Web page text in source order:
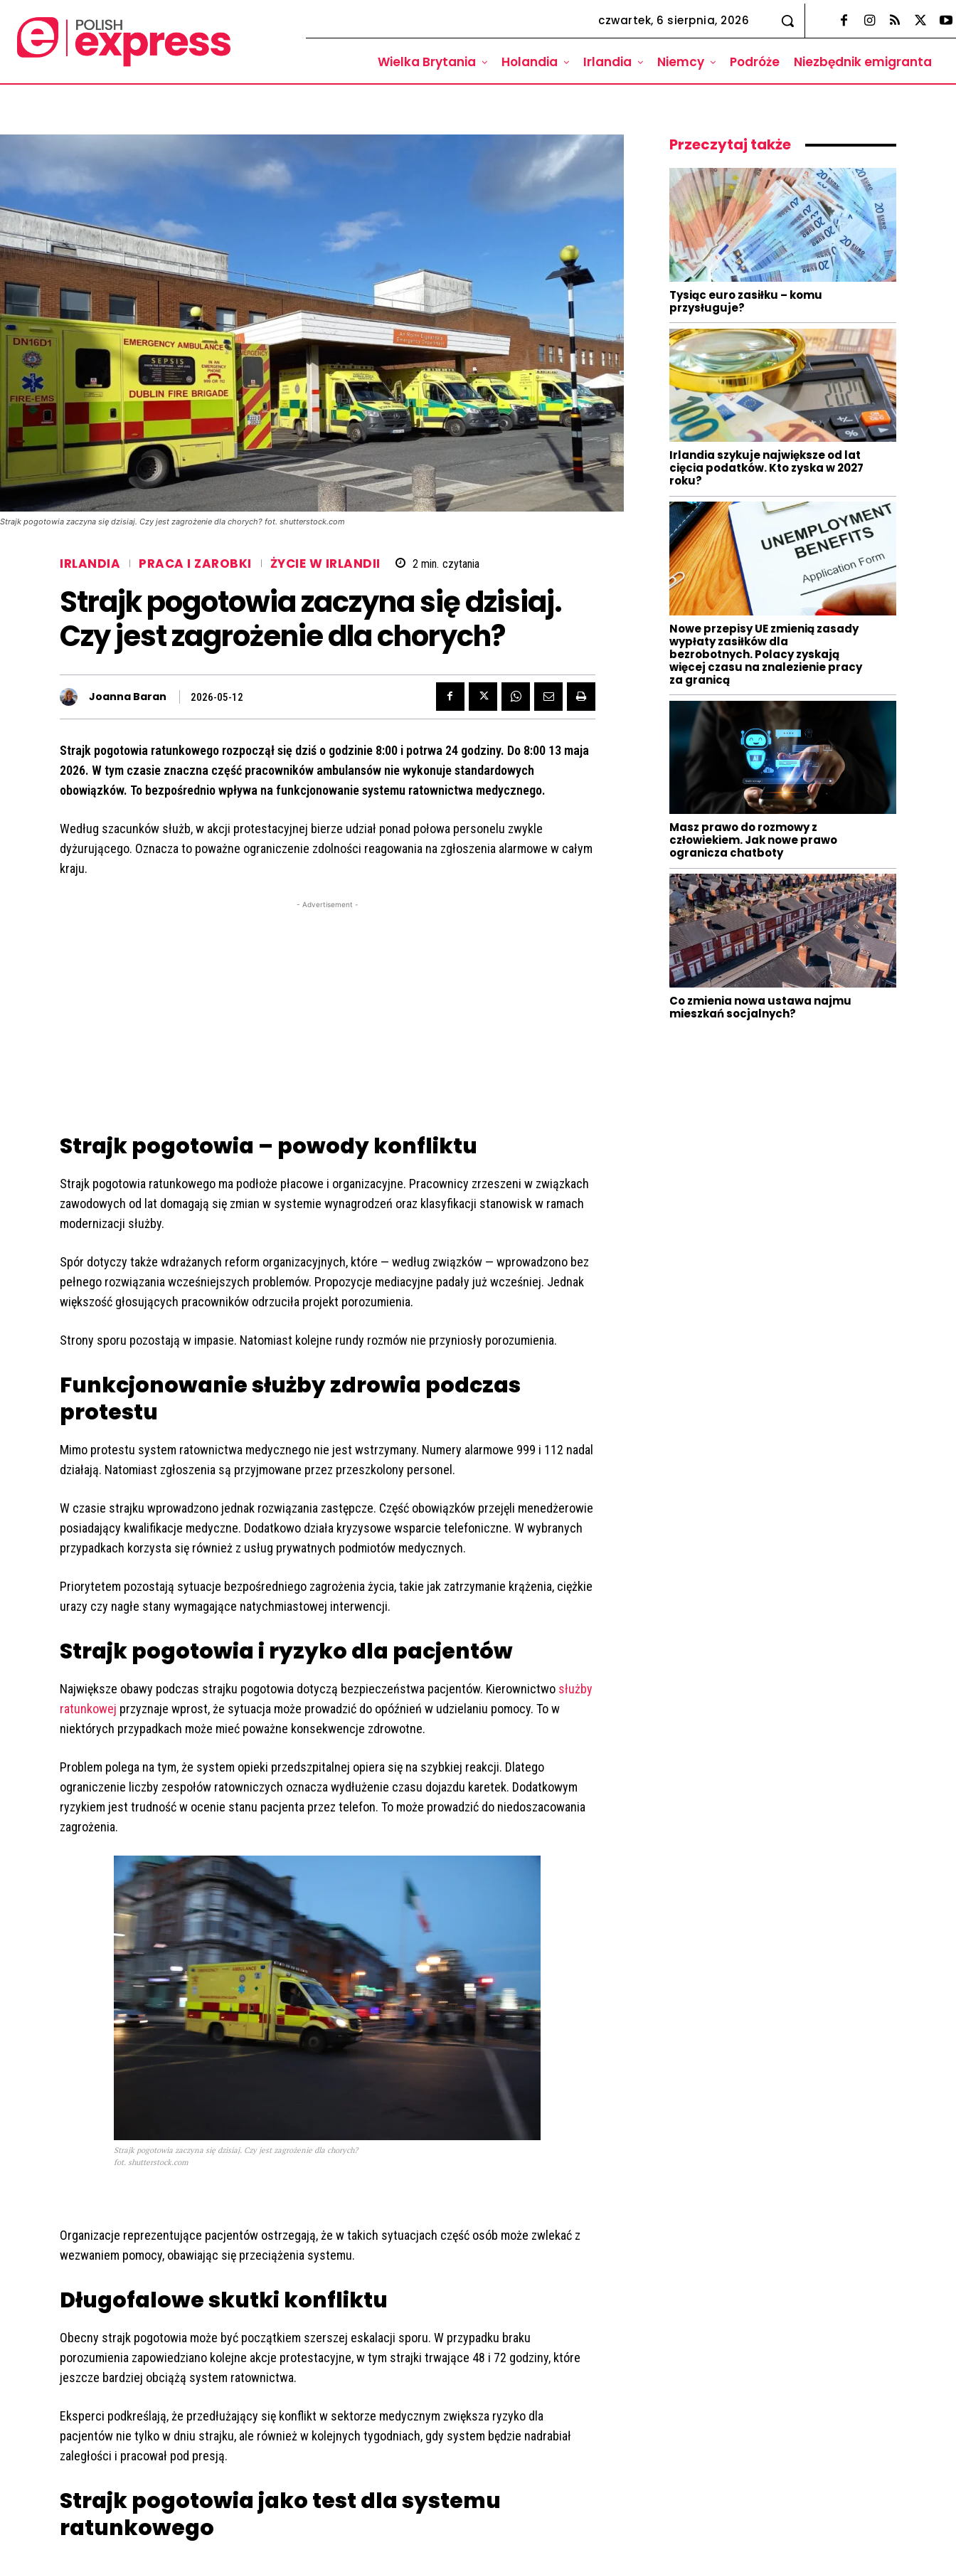
czwartek, 6 sierpnia, 2026
Wielka Brytania Holandia Irlandia Niemcy Podróże Niezbędnik emigranta
Strajk pogotowia zaczyna się dzisiaj. Czy jest zagrożenie dla chorych? fot. shutterstock.com
IRLANDIA PRACA I ZAROBKI ŻYCIE W IRLANDII 2 min. czytania
Strajk pogotowia zaczyna się dzisiaj.
Czy jest zagrożenie dla chorych?
Joanna Baran 2026-05-12
Strajk pogotowia ratunkowego rozpoczął się dziś o godzinie 8:00 i potrwa 24 godziny. Do 8:00 13 maja
2026. W tym czasie znaczna część pracowników ambulansów nie wykonuje standardowych
obowiązków. To bezpośrednio wpływa na funkcjonowanie systemu ratownictwa medycznego.
Według szacunków służb, w akcji protestacyjnej bierze udział ponad połowa personelu zwykle
dyżurującego. Oznacza to poważne ograniczenie zdolności reagowania na zgłoszenia alarmowe w całym
kraju.
- Advertisement -
Strajk pogotowia – powody konfliktu
Strajk pogotowia ratunkowego ma podłoże płacowe i organizacyjne. Pracownicy zrzeszeni w związkach
zawodowych od lat domagają się zmian w systemie wynagrodzeń oraz klasyfikacji stanowisk w ramach
modernizacji służby.
Spór dotyczy także wdrażanych reform organizacyjnych, które — według związków — wprowadzono bez
pełnego rozwiązania wcześniejszych problemów. Propozycje mediacyjne padały już wcześniej. Jednak
większość głosujących pracowników odrzuciła projekt porozumienia.
Strony sporu pozostają w impasie. Natomiast kolejne rundy rozmów nie przyniosły porozumienia.
Funkcjonowanie służby zdrowia podczas
protestu
Mimo protestu system ratownictwa medycznego nie jest wstrzymany. Numery alarmowe 999 i 112 nadal
działają. Natomiast zgłoszenia są przyjmowane przez przeszkolony personel.
W czasie strajku wprowadzono jednak rozwiązania zastępcze. Część obowiązków przejęli menedżerowie
posiadający kwalifikacje medyczne. Dodatkowo działa kryzysowe wsparcie telefoniczne. W wybranych
przypadkach korzysta się również z usług prywatnych podmiotów medycznych.
Priorytetem pozostają sytuacje bezpośredniego zagrożenia życia, takie jak zatrzymanie krążenia, ciężkie
urazy czy nagłe stany wymagające natychmiastowej interwencji.
Strajk pogotowia i ryzyko dla pacjentów
Największe obawy podczas strajku pogotowia dotyczą bezpieczeństwa pacjentów. Kierownictwo służby
ratunkowej przyznaje wprost, że sytuacja może prowadzić do opóźnień w udzielaniu pomocy. To w
niektórych przypadkach może mieć poważne konsekwencje zdrowotne.
Problem polega na tym, że system opieki przedszpitalnej opiera się na szybkiej reakcji. Dlatego
ograniczenie liczby zespołów ratowniczych oznacza wydłużenie czasu dojazdu karetek. Dodatkowym
ryzykiem jest trudność w ocenie stanu pacjenta przez telefon. To może prowadzić do niedoszacowania
zagrożenia.
Strajk pogotowia zaczyna się dzisiaj. Czy jest zagrożenie dla chorych?
fot. shutterstock.com
Organizacje reprezentujące pacjentów ostrzegają, że w takich sytuacjach część osób może zwlekać z
wezwaniem pomocy, obawiając się przeciążenia systemu.
Długofalowe skutki konfliktu
Obecny strajk pogotowia może być początkiem szerszej eskalacji sporu. W przypadku braku
porozumienia zapowiedziano kolejne akcje protestacyjne, w tym strajki trwające 48 i 72 godziny, które
jeszcze bardziej obciążą system ratownictwa.
Eksperci podkreślają, że przedłużający się konflikt w sektorze medycznym zwiększa ryzyko dla
pacjentów nie tylko w dniu strajku, ale również w kolejnych tygodniach, gdy system będzie nadrabiał
zaległości i pracował pod presją.
Strajk pogotowia jako test dla systemu
ratunkowego
Przeczytaj także
Tysiąc euro zasiłku – komu
przysługuje?
Irlandia szykuje największe od lat
cięcia podatków. Kto zyska w 2027
roku?
Nowe przepisy UE zmienią zasady
wypłaty zasiłków dla
bezrobotnych. Polacy zyskają
więcej czasu na znalezienie pracy
za granicą
Masz prawo do rozmowy z
człowiekiem. Jak nowe prawo
ogranicza chatboty
Co zmienia nowa ustawa najmu
mieszkań socjalnych?